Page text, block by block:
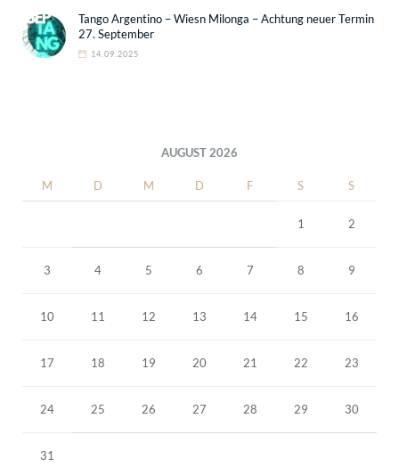
Tango Argentino – Wiesn Milonga – Achtung neuer Termin
27. September
14.09.2025
AUGUST 2026
M D M D F S S
1 2
3 4 5 6 7 8 9
10 11 12 13 14 15 16
17 18 19 20 21 22 23
24 25 26 27 28 29 30
31